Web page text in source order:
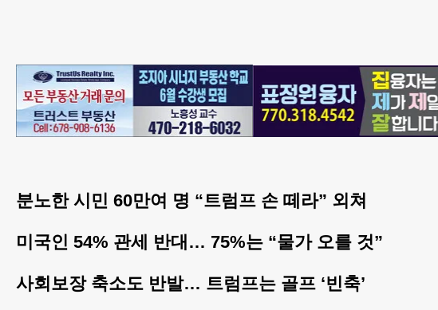
분노한 시민 60만여 명 “트럼프 손 떼라” 외쳐
미국인 54% 관세 반대… 75%는 “물가 오를 것”
사회보장 축소도 반발… 트럼프는 골프 ‘빈축’